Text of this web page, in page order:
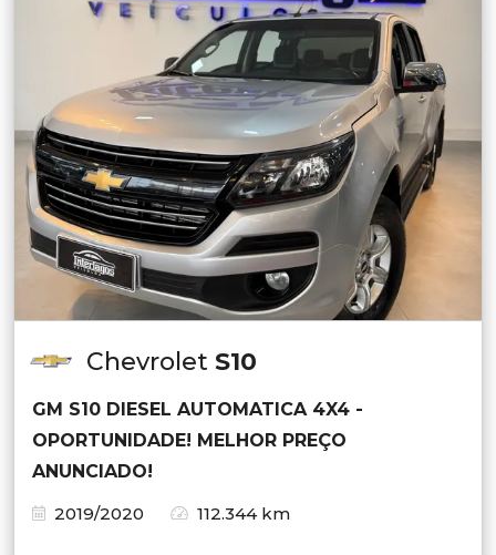
Chevrolet S10
GM S10 DIESEL AUTOMATICA 4X4 -
OPORTUNIDADE! MELHOR PREÇO
ANUNCIADO!
2019/2020
112.344 km